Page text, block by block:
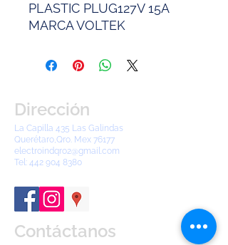
PLASTIC PLUG127V 15A
MARCA VOLTEK
Dirección
La Capilla 435 Las Galindas
Querétaro,Qro. Mex 76177
electroindqro2@gmail.com
Tel: 442 904 8380
Contáctanos